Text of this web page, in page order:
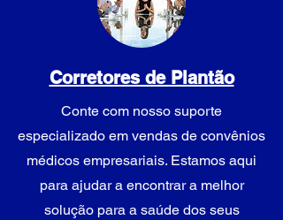
Corretores de Plantão
Conte com nosso suporte
especializado em vendas de convênios
médicos empresariais. Estamos aqui
para ajudar a encontrar a melhor
solução para a saúde dos seus